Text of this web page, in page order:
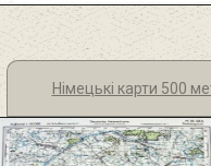
Німецькі карти 500